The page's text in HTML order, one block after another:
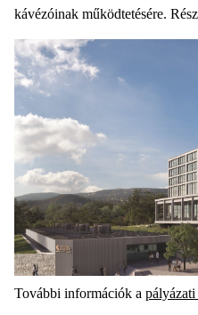
kávézóinak működtetésére.
További információk a